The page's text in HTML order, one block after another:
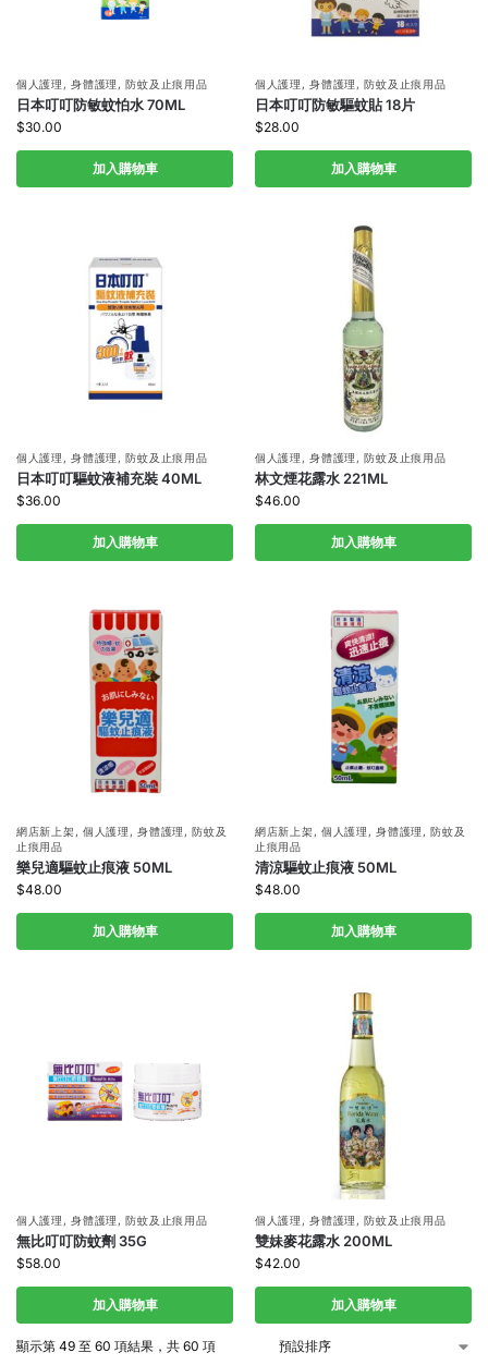
個人護理 ,身體護理 ,防蚊及止痕用品
日本叮叮防敏蚊怕水 70ML
$30.00
加入購物車
個人護理 ,身體護理 ,防蚊及止痕用品
日本叮叮防敏驅蚊貼 18片
$28.00
加入購物車
個人護理 ,身體護理 ,防蚊及止痕用品
日本叮叮驅蚊液補充裝 40ML
$36.00
加入購物車
個人護理 ,身體護理 ,防蚊及止痕用品
林文煙花露水 221ML
$46.00
加入購物車
網店新上架, 個人護理 ,身體護理 ,防蚊及
止痕用品
樂兒適驅蚊止痕液 50ML
$48.00
加入購物車
網店新上架, 個人護理 ,身體護理 ,防蚊及
止痕用品
清涼驅蚊止痕液 50ML
$48.00
加入購物車
個人護理 ,身體護理 ,防蚊及止痕用品
無比叮叮防蚊劑 35G
$58.00
加入購物車
個人護理 ,身體護理 ,防蚊及止痕用品
雙妹麥花露水 200ML
$42.00
加入購物車
顯示第 49 至 60 項結果，共 60 項